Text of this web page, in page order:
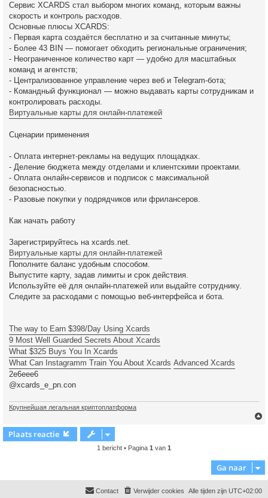
Сервис XCARDS стал выбором многих команд, которым важны
скорость и контроль расходов.
Основные плюсы XCARDS:
- Первая карта создаётся бесплатно и за считанные минуты;
- Более 43 BIN — помогает обходить региональные ограничения;
- Неограниченное количество карт — удобно для масштабных
команд и агентств;
- Централизованное управление через веб и Telegram-бота;
- Командный функционал — можно выдавать карты сотрудникам и
контролировать расходы.
Виртуальные карты для онлайн-платежей
Сценарии применения
- Оплата интернет-рекламы на ведущих площадках.
- Деление бюджета между отделами и клиентскими проектами.
- Оплата онлайн-сервисов и подписок с максимальной
безопасностью.
- Разовые покупки у подрядчиков или фрилансеров.
Как начать работу
Зарегистрируйтесь на xcards.net.
Виртуальные карты для онлайн-платежей
Пополните баланс удобным способом.
Выпустите карту, задав лимиты и срок действия.
Используйте её для онлайн-платежей или выдайте сотруднику.
Следите за расходами с помощью веб-интерфейса и бота.
The way to Earn $398/Day Using Xcards
9 Most Well Guarded Secrets About Xcards
What $325 Buys You In Xcards
What Can Instagramm Train You About Xcards Advanced Xcards
2e6eee6
@xcards_e_pn.con
Крупнейшая легальная криптоплатформа
Plaats reactie
1 bericht • Pagina 1 van 1
Ga naar
Alle tijden zijn UTC+02:00
Verwijder cookies
Contact